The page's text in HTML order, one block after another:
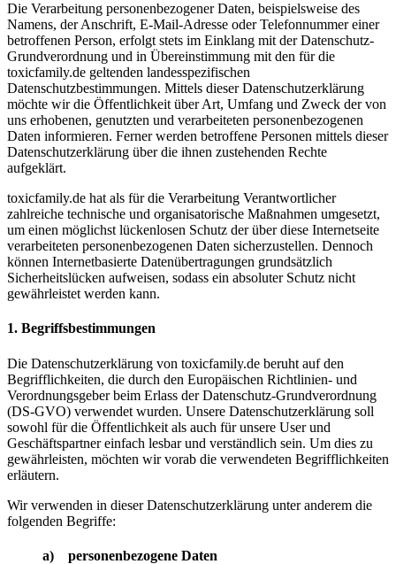
Die Verarbeitung personenbezogener Daten, beispielsweise des
Namens, der Anschrift, E-Mail-Adresse oder Telefonnummer einer
betroffenen Person, erfolgt stets im Einklang mit der Datenschutz-
Grundverordnung und in Übereinstimmung mit den für die
toxicfamily.de geltenden landesspezifischen
Datenschutzbestimmungen. Mittels dieser Datenschutzerklärung
möchte wir die Öffentlichkeit über Art, Umfang und Zweck der von
uns erhobenen, genutzten und verarbeiteten personenbezogenen
Daten informieren. Ferner werden betroffene Personen mittels dieser
Datenschutzerklärung über die ihnen zustehenden Rechte
aufgeklärt.
toxicfamily.de hat als für die Verarbeitung Verantwortlicher
zahlreiche technische und organisatorische Maßnahmen umgesetzt,
um einen möglichst lückenlosen Schutz der über diese Internetseite
verarbeiteten personenbezogenen Daten sicherzustellen. Dennoch
können Internetbasierte Datenübertragungen grundsätzlich
Sicherheitslücken aufweisen, sodass ein absoluter Schutz nicht
gewährleistet werden kann.
1. Begriffsbestimmungen
Die Datenschutzerklärung von toxicfamily.de beruht auf den
Begrifflichkeiten, die durch den Europäischen Richtlinien- und
Verordnungsgeber beim Erlass der Datenschutz-Grundverordnung
(DS-GVO) verwendet wurden. Unsere Datenschutzerklärung soll
sowohl für die Öffentlichkeit als auch für unsere User und
Geschäftspartner einfach lesbar und verständlich sein. Um dies zu
gewährleisten, möchten wir vorab die verwendeten Begrifflichkeiten
erläutern.
Wir verwenden in dieser Datenschutzerklärung unter anderem die
folgenden Begriffe:
a) personenbezogene Daten